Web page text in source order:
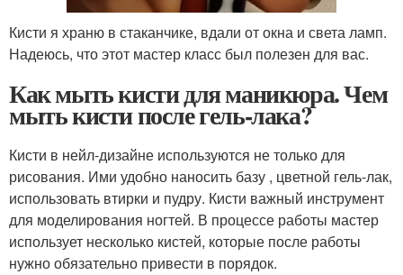
Кисти я храню в стаканчике, вдали от окна и света ламп.
Надеюсь, что этот мастер класс был полезен для вас.
Как мыть кисти для маникюра. Чем
мыть кисти после гель-лака?
Кисти в нейл-дизайне используются не только для
рисования. Ими удобно наносить базу , цветной гель-лак,
использовать втирки и пудру. Кисти важный инструмент
для моделирования ногтей. В процессе работы мастер
использует несколько кистей, которые после работы
нужно обязательно привести в порядок.